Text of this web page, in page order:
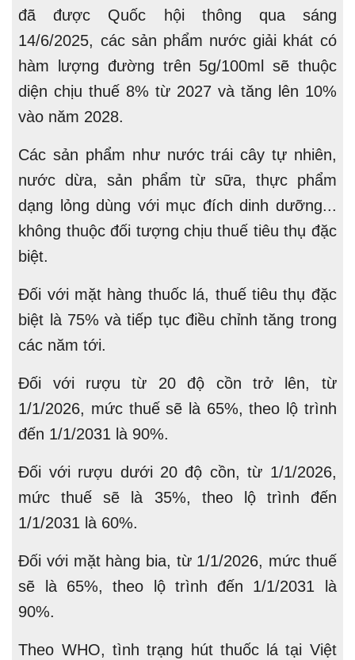
đã được Quốc hội thông qua sáng
14/6/2025, các sản phẩm nước giải khát có
hàm lượng đường trên 5g/100ml sẽ thuộc
diện chịu thuế 8% từ 2027 và tăng lên 10%
vào năm 2028.
Các sản phẩm như nước trái cây tự nhiên,
nước dừa, sản phẩm từ sữa, thực phẩm
dạng lỏng dùng với mục đích dinh dưỡng...
không thuộc đối tượng chịu thuế tiêu thụ đặc
biệt.
Đối với mặt hàng thuốc lá, thuế tiêu thụ đặc
biệt là 75% và tiếp tục điều chỉnh tăng trong
các năm tới.
Đối với rượu từ 20 độ cồn trở lên, từ
1/1/2026, mức thuế sẽ là 65%, theo lộ trình
đến 1/1/2031 là 90%.
Đối với rượu dưới 20 độ cồn, từ 1/1/2026,
mức thuế sẽ là 35%, theo lộ trình đến
1/1/2031 là 60%.
Đối với mặt hàng bia, từ 1/1/2026, mức thuế
sẽ là 65%, theo lộ trình đến 1/1/2031 là
90%.
Theo WHO, tình trạng hút thuốc lá tại Việt